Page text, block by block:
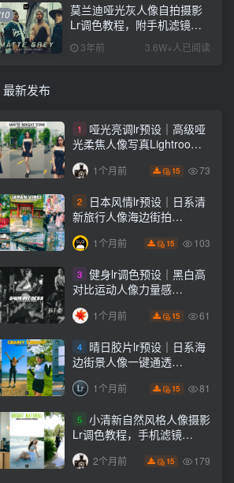
莫兰迪哑光灰人像自拍摄影
Lr调色教程，附手机滤镜
PS+Lightroom预设下载！
3年前 3.6W+人已阅读
最新发布
1
哑光亮调lr预设｜高级哑
光柔焦人像写真Lightroom
下载lr调色风格
1个月前 15 73
2
日本风情lr预设｜日系清
新旅行人像海边街拍
Lightroom下载lr调色风格
1个月前 15 103
3 健身lr调色预设｜黑白高
对比运动人像力量感
Lightroom下载lr预设风格
1个月前 15 61
4
晴日胶片lr预设｜日系海
边街景人像一键通透
Lightroom下载lr调色风格
1个月前 15 81
5 小清新自然风格人像摄影
Lr调色教程，手机滤镜
PS+Lightroom预设下载！
2个月前 15 179